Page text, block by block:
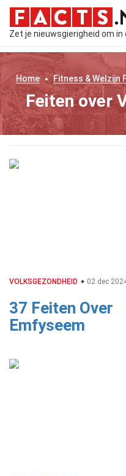
Zet je nieuwsgierigheid om in
Home Fitness & Welzijn
Feiten over
VOLKSGEZONDHEID 02 dec
37 Feiten Over
Emfyseem